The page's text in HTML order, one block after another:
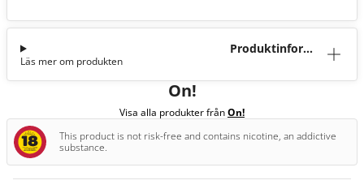
Produktinforma
Läs mer om produkten
On!
Visa alla produkter frånOn!
This product is not risk-free and contains nicotine, an addictive
substance.